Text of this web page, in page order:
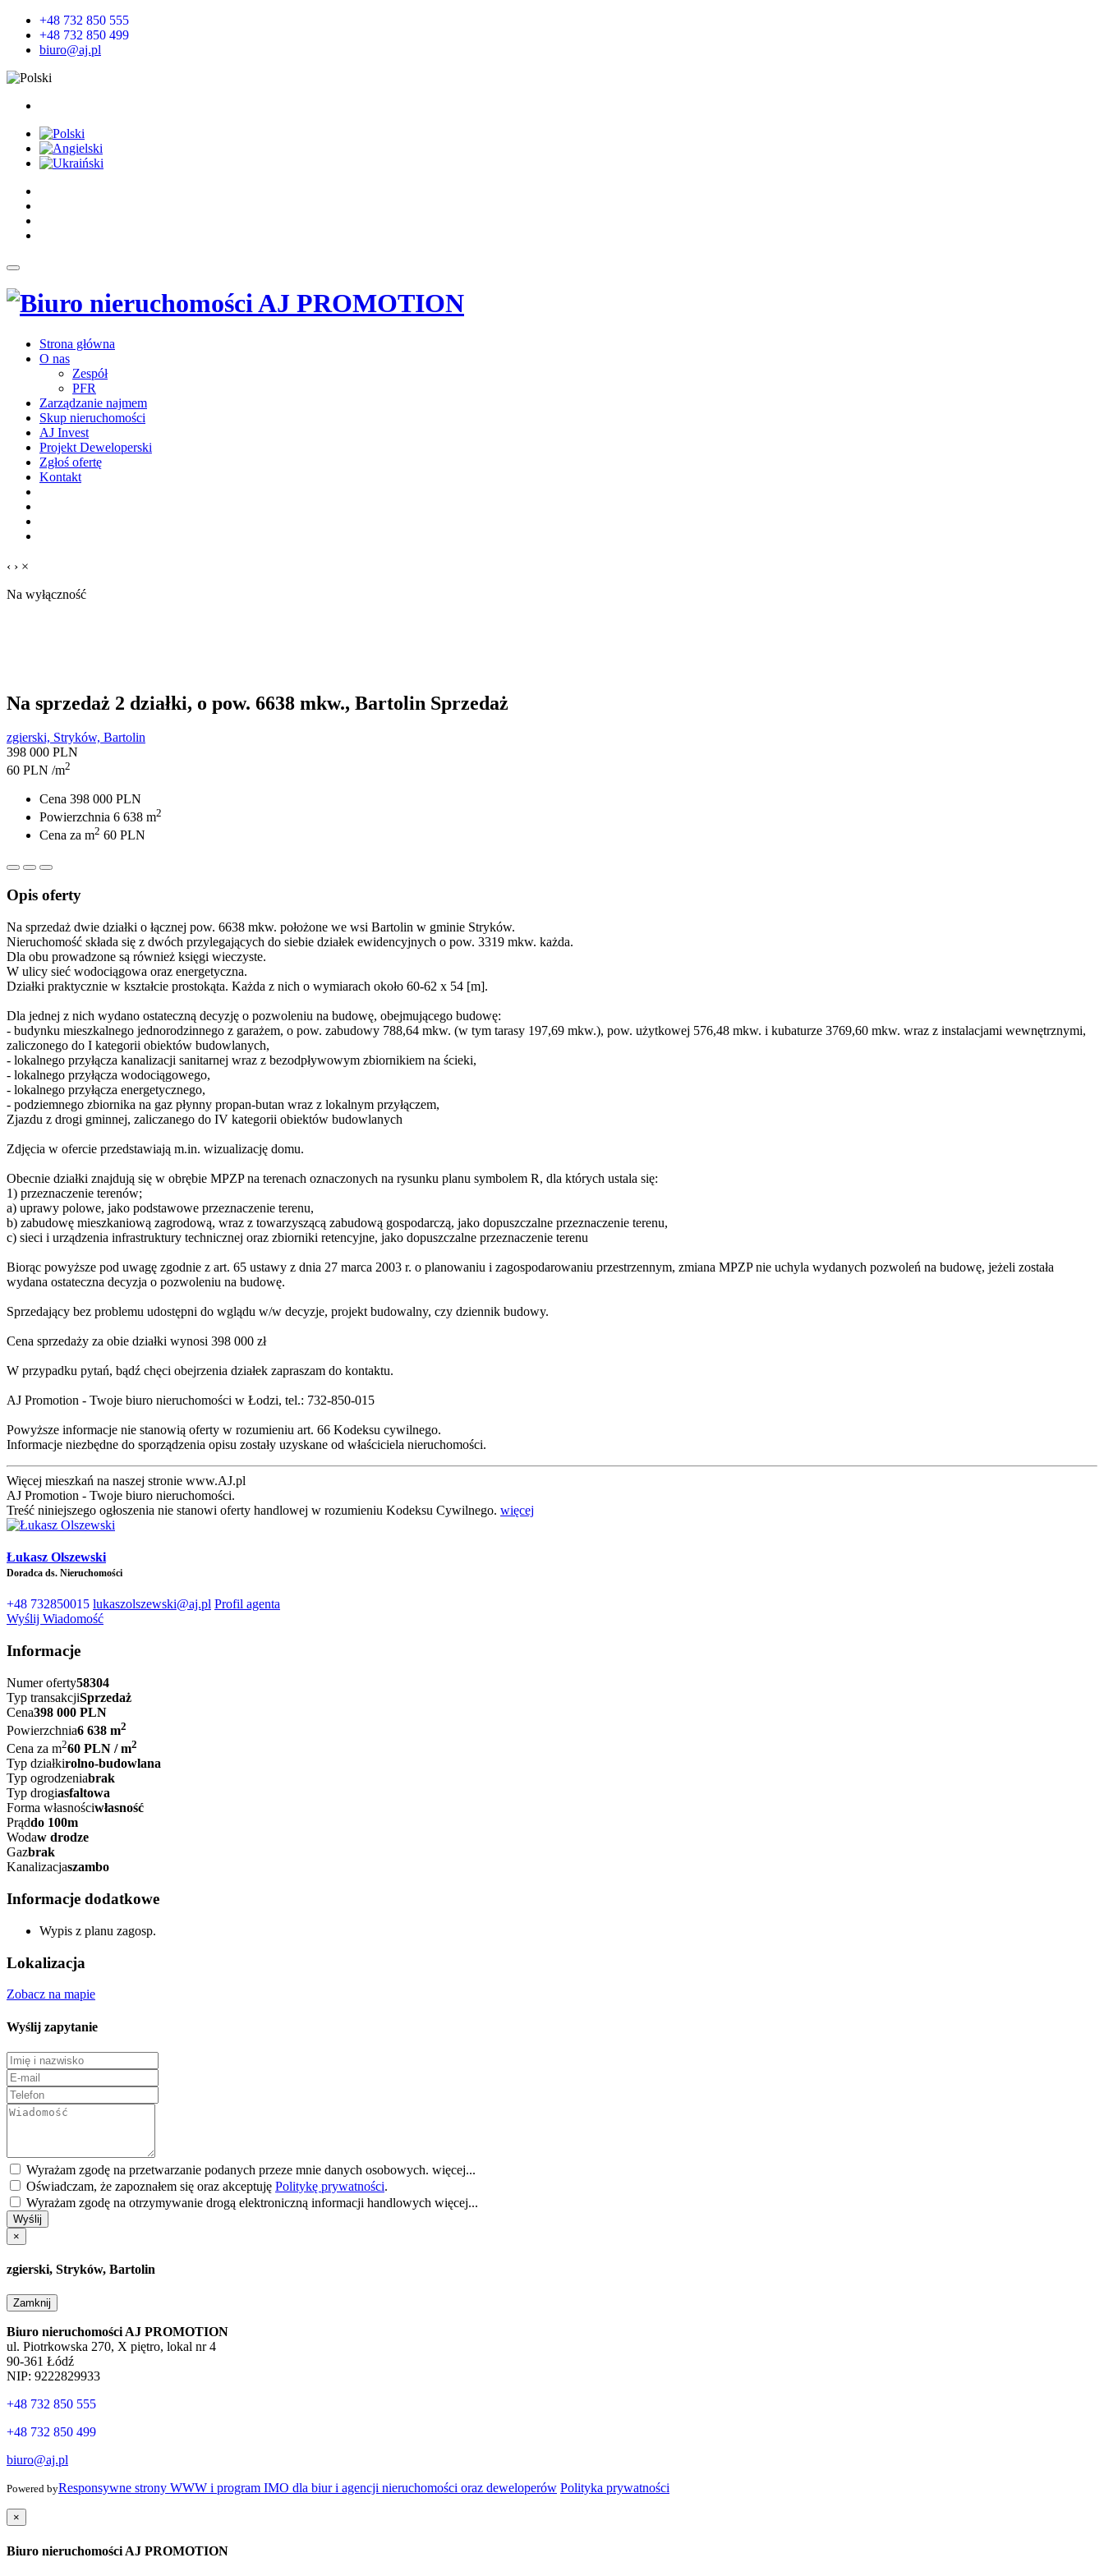
+48 732 850 555
+48 732 850 499
biuro@aj.pl
Strona główna
O nas
Zespół
PFR
Zarządzanie najmem
Skup nieruchomości
AJ Invest
Projekt Deweloperski
Zgłoś ofertę
Kontakt
‹ › ×
Na wyłączność
Na sprzedaż 2 działki, o pow. 6638 mkw., Bartolin Sprzedaż
zgierski, Stryków, Bartolin
398 000 PLN
60 PLN /m2
Cena 398 000 PLN
Powierzchnia 6 638 m2
Cena za m2 60 PLN
Opis oferty
Na sprzedaż dwie działki o łącznej pow. 6638 mkw. położone we wsi Bartolin w gminie Stryków.
Nieruchomość składa się z dwóch przylegających do siebie działek ewidencyjnych o pow. 3319 mkw. każda.
Dla obu prowadzone są również księgi wieczyste.
W ulicy sieć wodociągowa oraz energetyczna.
Działki praktycznie w kształcie prostokąta. Każda z nich o wymiarach około 60-62 x 54 [m].
Dla jednej z nich wydano ostateczną decyzję o pozwoleniu na budowę, obejmującego budowę:
- budynku mieszkalnego jednorodzinnego z garażem, o pow. zabudowy 788,64 mkw. (w tym tarasy 197,69 mkw.), pow. użytkowej 576,48 mkw. i kubaturze 3769,60 mkw. wraz z instalacjami wewnętrznymi,
zaliczonego do I kategorii obiektów budowlanych,
- lokalnego przyłącza kanalizacji sanitarnej wraz z bezodpływowym zbiornikiem na ścieki,
- lokalnego przyłącza wodociągowego,
- lokalnego przyłącza energetycznego,
- podziemnego zbiornika na gaz płynny propan-butan wraz z lokalnym przyłączem,
Zjazdu z drogi gminnej, zaliczanego do IV kategorii obiektów budowlanych
Zdjęcia w ofercie przedstawiają m.in. wizualizację domu.
Obecnie działki znajdują się w obrębie MPZP na terenach oznaczonych na rysunku planu symbolem R, dla których ustala się:
1) przeznaczenie terenów;
a) uprawy polowe, jako podstawowe przeznaczenie terenu,
b) zabudowę mieszkaniową zagrodową, wraz z towarzyszącą zabudową gospodarczą, jako dopuszczalne przeznaczenie terenu,
c) sieci i urządzenia infrastruktury technicznej oraz zbiorniki retencyjne, jako dopuszczalne przeznaczenie terenu
Biorąc powyższe pod uwagę zgodnie z art. 65 ustawy z dnia 27 marca 2003 r. o planowaniu i zagospodarowaniu przestrzennym, zmiana MPZP nie uchyla wydanych pozwoleń na budowę, jeżeli została
wydana ostateczna decyzja o pozwoleniu na budowę.
Sprzedający bez problemu udostępni do wglądu w/w decyzje, projekt budowalny, czy dziennik budowy.
Cena sprzedaży za obie działki wynosi 398 000 zł
W przypadku pytań, bądź chęci obejrzenia działek zapraszam do kontaktu.
AJ Promotion - Twoje biuro nieruchomości w Łodzi, tel.: 732-850-015
Powyższe informacje nie stanowią oferty w rozumieniu art. 66 Kodeksu cywilnego.
Informacje niezbędne do sporządzenia opisu zostały uzyskane od właściciela nieruchomości.
Więcej mieszkań na naszej stronie www.AJ.pl
AJ Promotion - Twoje biuro nieruchomości.
Treść niniejszego ogłoszenia nie stanowi oferty handlowej w rozumieniu Kodeksu Cywilnego. więcej
Łukasz Olszewski
Doradca ds. Nieruchomości
+48 732850015 lukaszolszewski@aj.pl Profil agenta
Wyślij Wiadomość
Informacje
Numer oferty58304
Typ transakcjiSprzedaż
Cena398 000 PLN
Powierzchnia6 638 m2
Cena za m260 PLN / m2
Typ działkirolno-budowlana
Typ ogrodzeniabrak
Typ drogiasfaltowa
Forma własnościwłasność
Prąddo 100m
Wodaw drodze
Gazbrak
Kanalizacjaszambo
Informacje dodatkowe
Wypis z planu zagosp.
Lokalizacja
Zobacz na mapie
Wyślij zapytanie
Wyrażam zgodę na przetwarzanie podanych przeze mnie danych osobowych. więcej...
Oświadczam, że zapoznałem się oraz akceptuję Politykę prywatności.
Wyrażam zgodę na otrzymywanie drogą elektroniczną informacji handlowych więcej...
Wyślij
×
zgierski, Stryków, Bartolin
Zamknij
Biuro nieruchomości AJ PROMOTION
ul. Piotrkowska 270, X piętro, lokal nr 4
90-361 Łódź
NIP: 9222829933
+48 732 850 555
+48 732 850 499
biuro@aj.pl
Powered byResponsywne strony WWW i program IMO dla biur i agencji nieruchomości oraz deweloperów Polityka prywatności
×
Biuro nieruchomości AJ PROMOTION